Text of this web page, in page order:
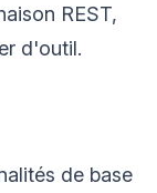
REST,
d'outil.
de base